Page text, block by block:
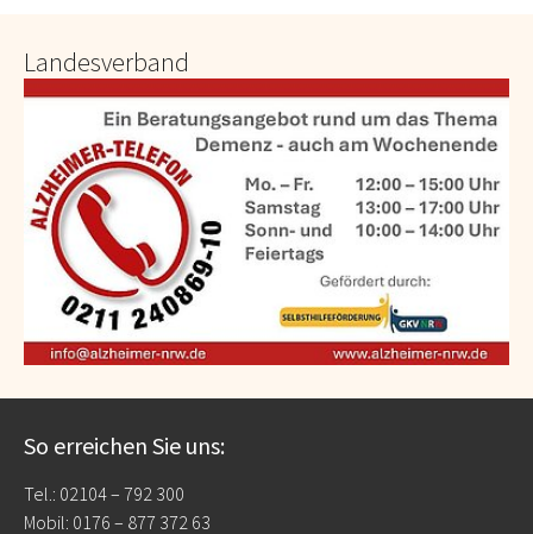
Landesverband
So erreichen Sie uns:
Tel.: 02104 – 792 300
Mobil: 0176 – 877 372 63